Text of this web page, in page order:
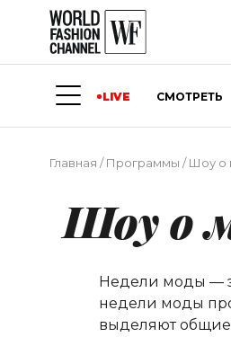
LIVE СМОТРЕТЬ
Главная /Программы /Шоу о
Шоу о
Недели моды —
недели моды
выделяют